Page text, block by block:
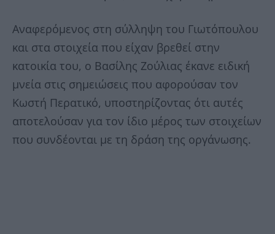
Αναφερόμενος στη σύλληψη του Γιωτόπουλου
και στα στοιχεία που είχαν βρεθεί στην
κατοικία του, ο Βασίλης Ζούλιας έκανε ειδική
μνεία στις σημειώσεις που αφορούσαν τον
Κωστή Περατικό, υποστηρίζοντας ότι αυτές
αποτελούσαν για τον ίδιο μέρος των στοιχείων
που συνδέονται με τη δράση της οργάνωσης.